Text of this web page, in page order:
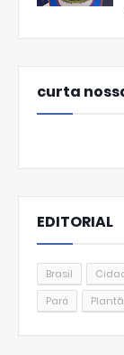
curta
EDITORIAL
Brasil
Pará